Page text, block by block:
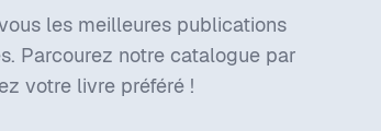
les meilleures publications
Parcourez notre catalogue par
votre livre préféré !